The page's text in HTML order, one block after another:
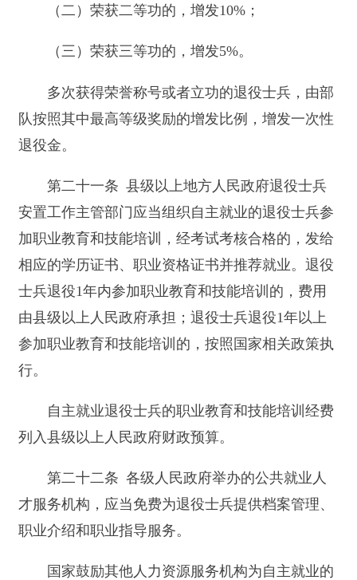
退役士兵提供免费服务。
第二十三条 对从事个体经营的退役士兵，按
持，从事微利项目的给予财政贴息。除国家限制行
业外，自其在工商行政管理部门首次注册登记之日
起3年内，免收管理类、登记类和证照类的行政事
第二十四条 国家鼓励用人单位招收录用或者
聘用自主就业的退役士兵，用人单位招收录用或者
聘用自主就业退役士兵符合规定条件的，依法享受
税收等优惠。
第二十五条 自主就业的退役士兵入伍前是国
家机关、社会团体、企业事业单位工作人员或者职
工的，退出现役后可以选择复职复工，其工资、福
利和其他待遇不得低于本单位同等条件人员的平均
第二十六条 自主就业的退役士兵入伍前通过
收回或者强制流转；通过招标、拍卖、公开协商等
非家庭承包方式承包的农村土地，承包期内其家庭
成员可以继续承包；承包的农村土地被依法征收、
有同等权利。